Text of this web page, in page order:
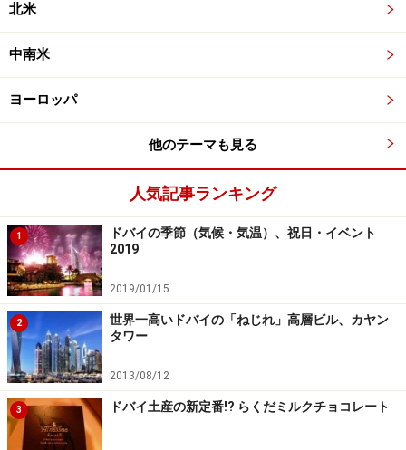
北米
中南米
ヨーロッパ
他のテーマも見る
人気記事ランキング
1
ドバイの季節（気候・気温）、祝日・イベント
2019
2019/01/15
2
世界一高いドバイの「ねじれ」高層ビル、カヤン
タワー
2013/08/12
3 ドバイ土産の新定番!? らくだミルクチョコレート